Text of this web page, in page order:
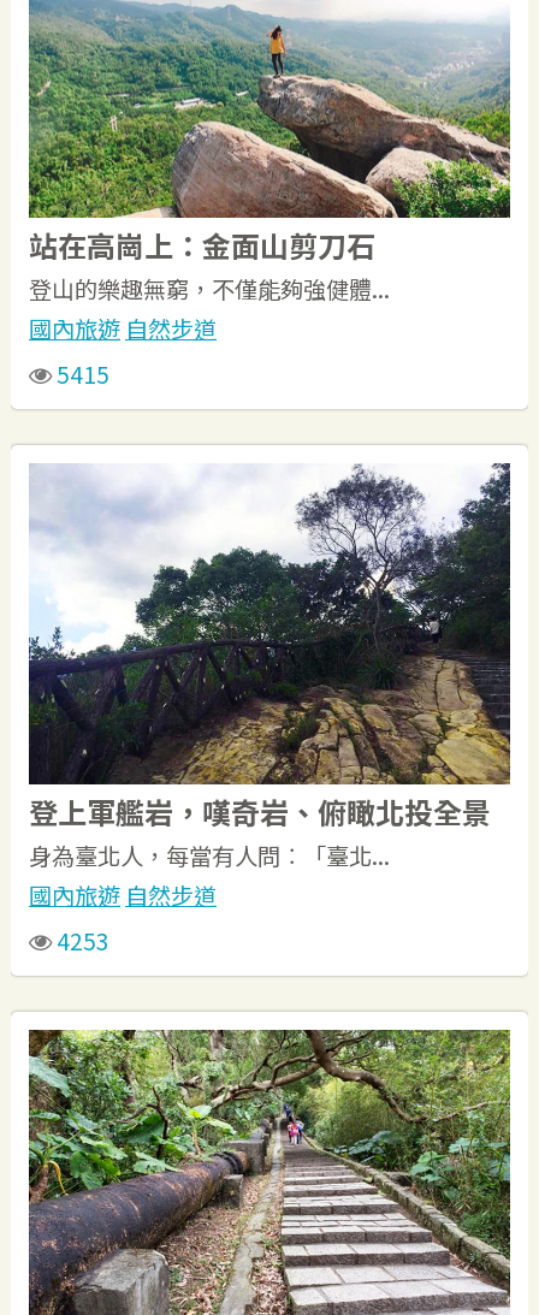
站在高崗上：金面山剪刀石
登山的樂趣無窮，不僅能夠強健體...
國內旅遊 自然步道
5415
登上軍艦岩，嘆奇岩、俯瞰北投全景
身為臺北人，每當有人問︰「臺北...
國內旅遊 自然步道
4253